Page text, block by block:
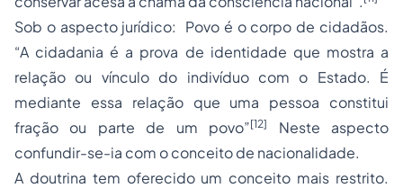
Sob o aspecto jurídico: Povo é o corpo de cidadãos.
“A cidadania é a prova de identidade que mostra a
relação ou vínculo do indivíduo com o Estado. É
mediante essa relação que uma pessoa constitui
fração ou parte de um povo”[12]
Neste aspecto
confundir-se-ia com o conceito de nacionalidade.
A doutrina tem oferecido um conceito mais restrito.